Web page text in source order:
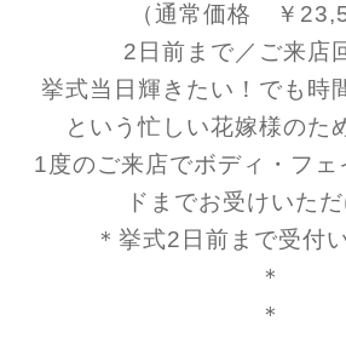
（通常価格 ￥
2日前まで／ご来店
挙式当日輝きたい！でも時
という忙しい花嫁様のた
1度のご来店でボディ・フェ
ドまでお受けいた
＊挙式2日前まで受付
＊
＊